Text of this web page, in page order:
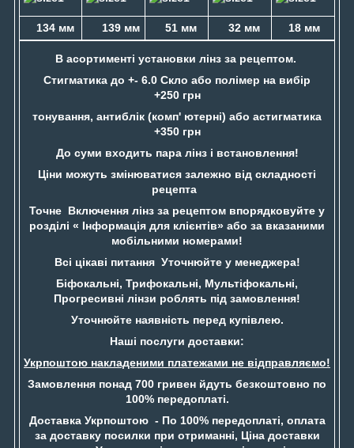
134 мм 139 мм 51 мм 32 мм 18 мм
В асортименті установки лінз за рецептом.
Стигматика до +- 6.0 Скло або полімер на вибір
+250 грн
тонування, антиблік (комп' ютерні) або астигматика
+350 грн
До суми входить пара лінз і встановлення!
Ціни можуть змінюватися залежно від складності
рецепта
Точне Включення лінз за рецептом впорядковуйте у
розділі « Інформація для клієнтів» або за вказаними
мобільними номерами!
Всі цікаві питання Уточнюйте у менеджера!
Біфокальні, Трифокальні, Мультіфокальні,
Прогресивні лінзи роблять під замовлення!
Уточнюйте наявність перед купівлею.
Наші послуги доставки:
Укрпоштою накладеними платежами не відправляємо!
Замовлення понад 700 гривен йдуть безкоштовно по
100% передоплаті.
Доставка Укрпоштою - По 100% передоплаті, оплата
за доставку посилки при отриманні, Ціна доставки